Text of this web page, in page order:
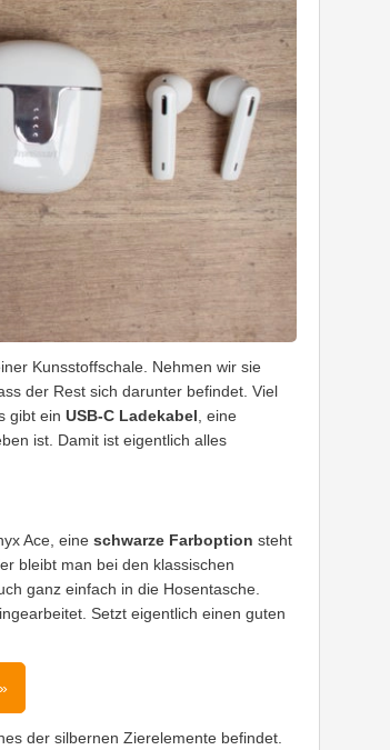
Kunsstoffschale. Nehmen wir sie
der Rest sich darunter befindet. Viel
gibt ein USB-C Ladekabel , eine
ist. Damit ist eigentlich alles
Ace, eine schwarze Farboption steht
bleibt man bei den klassischen
ganz einfach in die Hosentasche.
Setzt eigentlich einen guten
der silbernen Zierelemente befindet.